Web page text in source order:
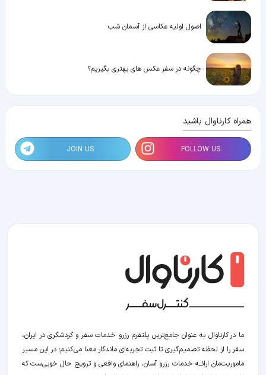
اصول اولیه عکاسی از آسمان شب
چگونه در سفر عکس های بهتری بگیریم؟
همراه کارناوال باشید
FOLLOW US
JOIN US
ما در کارناوال به عنوان جامع‌ترین پلتفرم رزرو خدمات سفر و گردشگری در ایران،
سفر را از لحظه‌ تصمیم‌گیری تا ثبت تجربه‌ای ماندگار معنا می‌کنیم؛ در این مسیر‍
ماموریت‌مان اراﺋــﻪ خدمات رزرو آسان، راهنمای واقعی و ترویج حال خوبی‌ست که